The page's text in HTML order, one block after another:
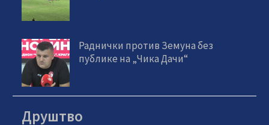
Раднички против Земуна без
публике на „Чика Дачи“
Друштво